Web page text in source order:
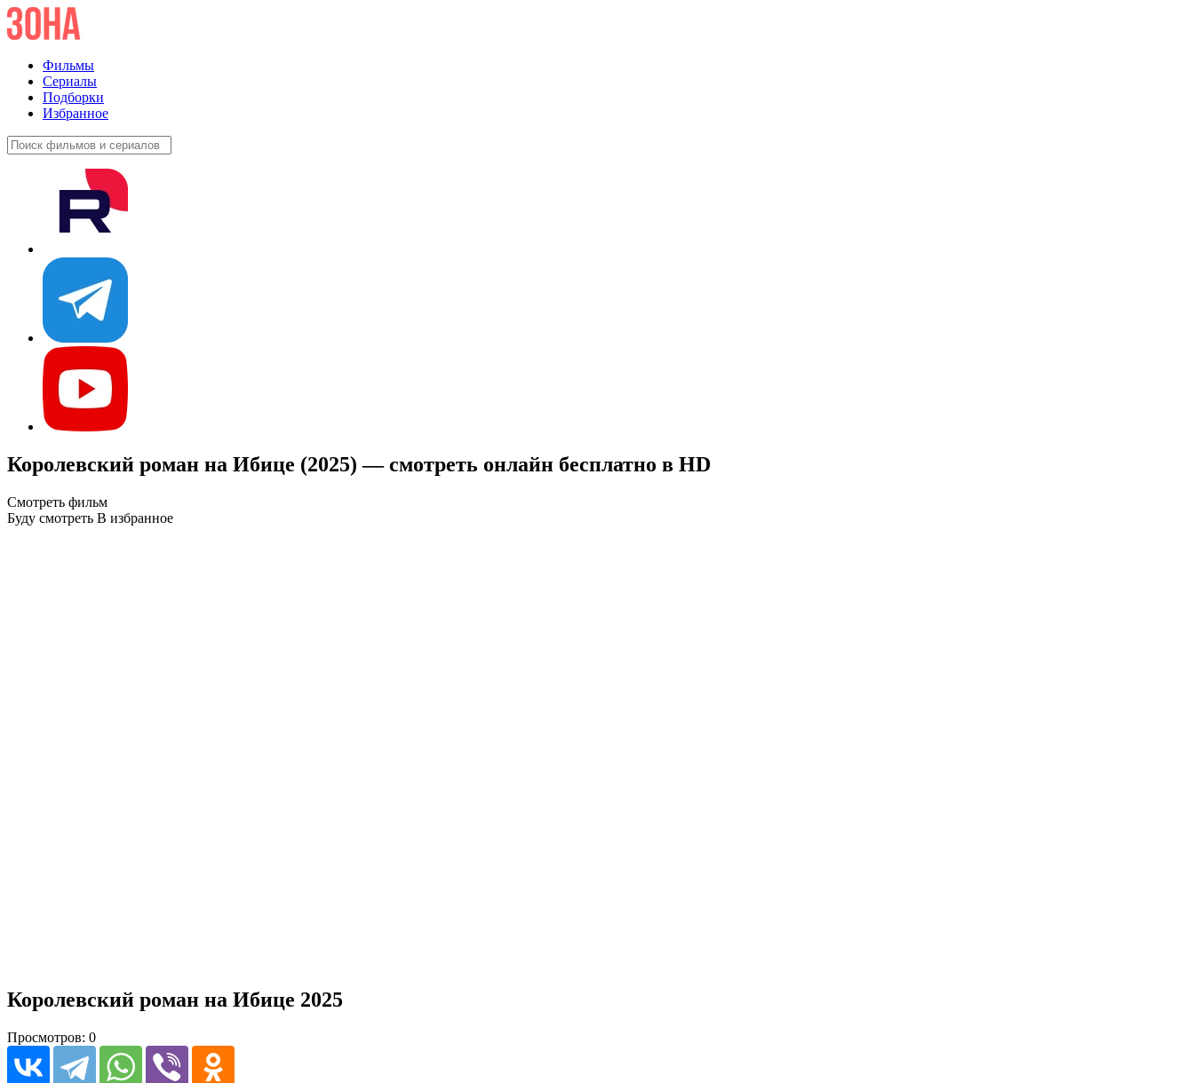
Фильмы
Сериалы
Подборки
Избранное
Королевский роман на Ибице (2025) — смотреть онлайн бесплатно в HD
Смотреть фильм
Буду смотреть В избранное
Королевский роман на Ибице 2025
Просмотров: 0